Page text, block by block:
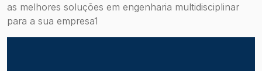
as melhores soluções em engenharia multidisciplinar
para a sua empresa1